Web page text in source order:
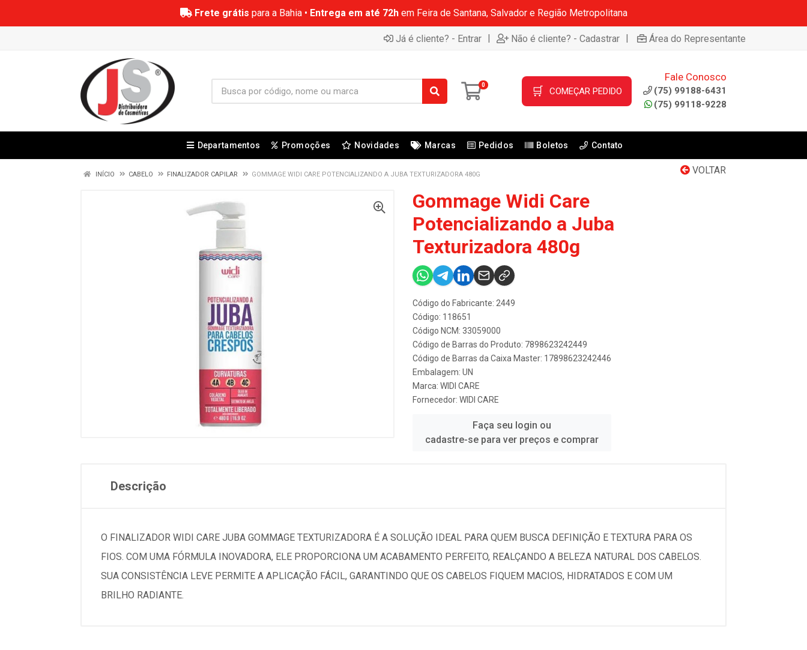
Frete grátis para a Bahia • Entrega em até 72hem Feira de Santana, Salvador e Região Metropolitana
Já é cliente? - Entrar | Não é cliente? - Cadastrar | Área do Representante
0 🛒 COMEÇAR PEDIDO
Fale Conosco
(75) 99188-6431
(75) 99118-9228
Departamentos Promoções Novidades Marcas Pedidos Boletos Contato
VOLTAR
INÍCIO CABELO FINALIZADOR CAPILAR GOMMAGE WIDI CARE POTENCIALIZANDO A JUBA TEXTURIZADORA 480G
Gommage Widi Care
Potencializando a Juba
Texturizadora 480g
Código do Fabricante: 2449
Código: 118651
Código NCM: 33059000
Código de Barras do Produto: 7898623242449
Código de Barras da Caixa Master: 17898623242446
Embalagem: UN
Marca: WIDI CARE
Fornecedor: WIDI CARE
Faça seu login ou
cadastre-se para ver preços e comprar
Descrição
O FINALIZADOR WIDI CARE JUBA GOMMAGE TEXTURIZADORA É A SOLUÇÃO IDEAL PARA QUEM BUSCA DEFINIÇÃO E TEXTURA PARA OS
FIOS. COM UMA FÓRMULA INOVADORA, ELE PROPORCIONA UM ACABAMENTO PERFEITO, REALÇANDO A BELEZA NATURAL DOS CABELOS.
SUA CONSISTÊNCIA LEVE PERMITE A APLICAÇÃO FÁCIL, GARANTINDO QUE OS CABELOS FIQUEM MACIOS, HIDRATADOS E COM UM
BRILHO RADIANTE.